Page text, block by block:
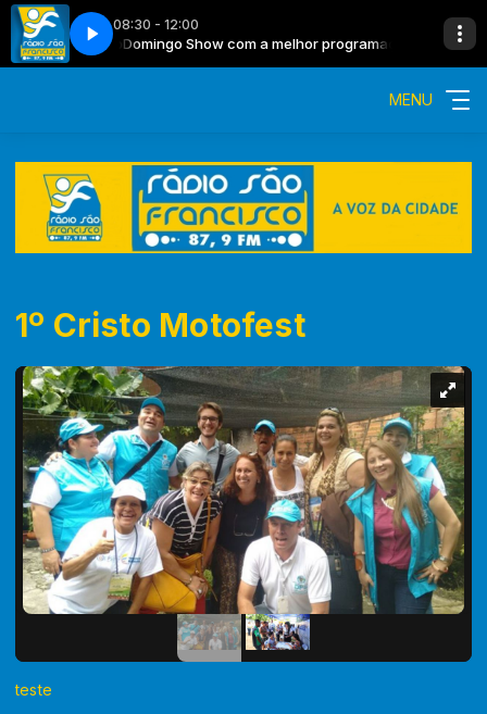
08:30 - 12:00
do rádio Domingo Show com a melhor programação do rádio
MENU
1º Cristo Motofest
teste